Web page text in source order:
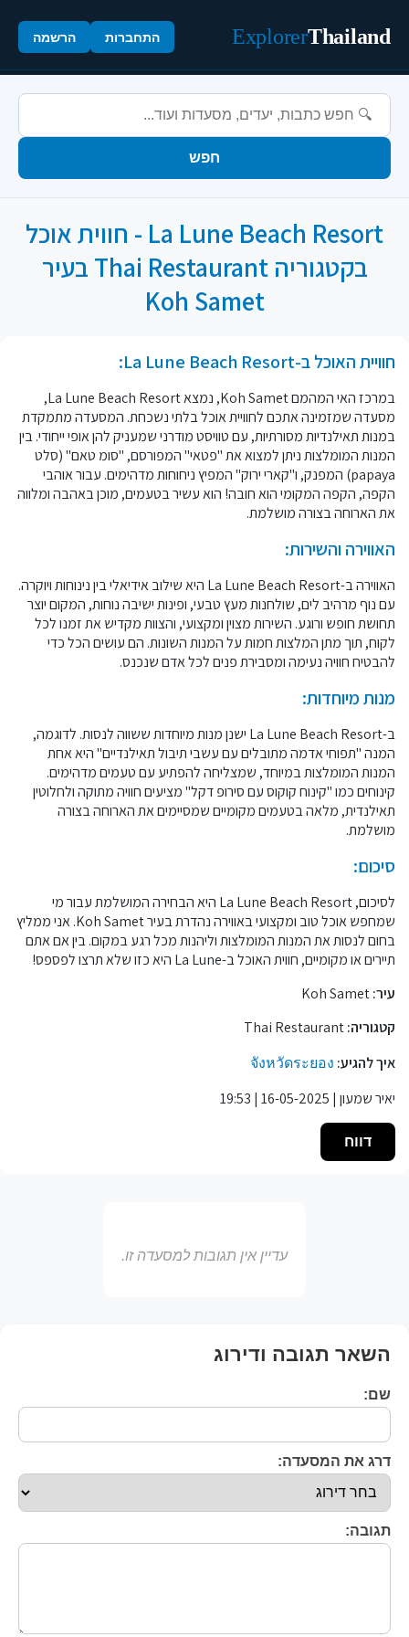
Thailand
Explorer התחברות הרשמה
חפש
La Lune Beach Resort - חווית אוכל
בקטגוריה Thai Restaurant בעיר
Koh Samet
חוויית האוכל ב-La Lune Beach Resort:
במרכז האי המהמם Koh Samet, נמצא La Lune Beach Resort,
מסעדה שמזמינה אתכם לחוויית אוכל בלתי נשכחת. המסעדה מתמקדת
במנות תאילנדיות מסורתיות, עם טוויסט מודרני שמעניק להן אופי ייחודי. בין
המנות המומלצות ניתן למצוא את "פטאי" המפורסם, "סומ טאם" (סלט
papaya) המפנק, ו"קארי ירוק" המפיץ ניחוחות מדהימים. עבור אוהבי
הקפה, הקפה המקומי הוא חובה! הוא עשיר בטעמים, מוכן באהבה ומלווה
את הארוחה בצורה מושלמת.
האווירה והשירות:
האווירה ב-La Lune Beach Resort היא שילוב אידיאלי בין נינוחות ויוקרה.
עם נוף מרהיב לים, שולחנות מעץ טבעי, ופינות ישיבה נוחות, המקום יוצר
תחושת חופש ורוגע. השירות מצוין ומקצועי, והצוות מקדיש את זמנו לכל
לקוח, תוך מתן המלצות חמות על המנות השונות. הם עושים הכל כדי
להבטיח חוויה נעימה ומסבירת פנים לכל אדם שנכנס.
מנות מיוחדות:
ב-La Lune Beach Resort ישנן מנות מיוחדות ששווה לנסות. לדוגמה,
המנה "תפוחי אדמה מתובלים עם עשבי תיבול תאילנדיים" היא אחת
המנות המומלצות במיוחד, שמצליחה להפתיע עם טעמים מדהימים.
קינוחים כמו "קינוח קוקוס עם סירופ דקל" מציעים חוויה מתוקה ולחלוטין
תאילנדית, מלאה בטעמים מקומיים שמסיימים את הארוחה בצורה
מושלמת.
סיכום:
לסיכום, La Lune Beach Resort היא הבחירה המושלמת עבור מי
שמחפש אוכל טוב ומקצועי באווירה נהדרת בעיר Koh Samet. אני ממליץ
בחום לנסות את המנות המומלצות וליהנות מכל רגע במקום. בין אם אתם
תיירים או מקומיים, חווית האוכל ב-La Lune היא כזו שלא תרצו לפספס!
עיר:
קטגוריה:
איך להגיע: จังหวัดระยอง
יאיר שמעון | 16-05-2025 | 19:53
דווח
עדיין אין תגובות למסעדה זו.
השאר תגובה ודירוג
שם:
דרג את המסעדה:
תגובה: